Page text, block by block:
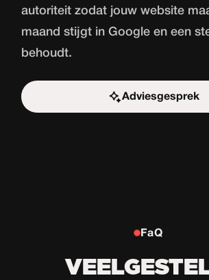
autoriteit zodat jouw website
maand stijgt in Google en een
behoudt.
Adviesgesprek
Start de
FaQ